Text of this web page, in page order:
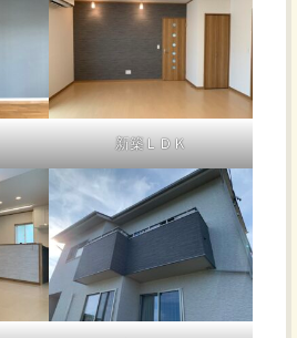
新築ＬＤＫ